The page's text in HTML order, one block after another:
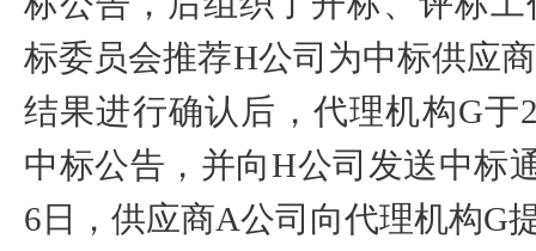
标委员会推荐H公司为中标供应
结果进行确认后，代理机构G于
中标公告，并向H公司发送中标
6 日，供应商A公司向代理机构G